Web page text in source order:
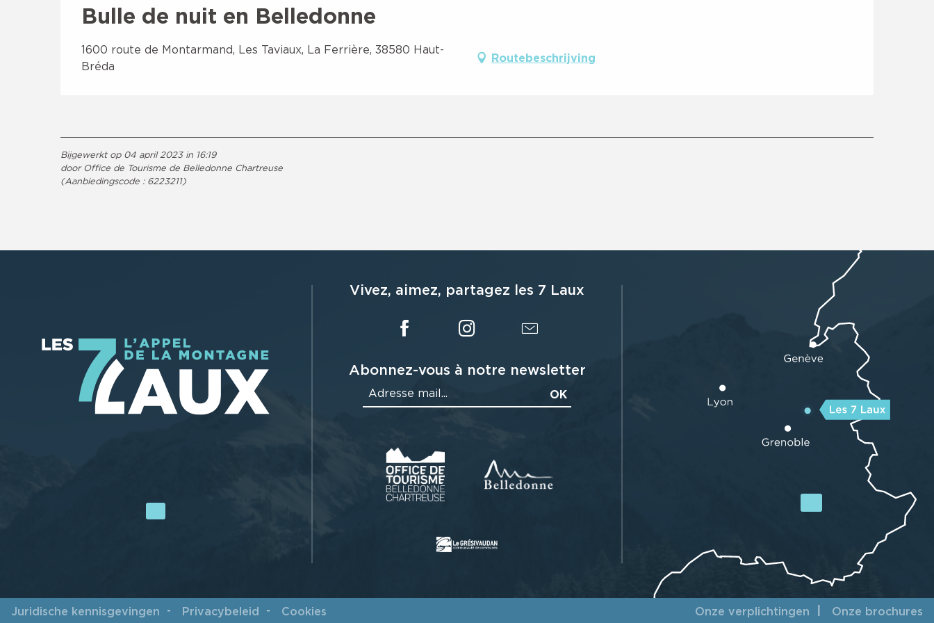
Bulle de nuit en Belledonne
1600 route de Montarmand, Les Taviaux, La Ferrière, 38580 Haut-
Bréda
Routebeschrijving
Bijgewerkt op 04 april 2023 in 16:19
door Office de Tourisme de Belledonne Chartreuse
(Aanbiedingscode : 6223211)
Vivez, aimez, partagez les 7 Laux
Abonnez-vous à notre newsletter
Juridische kennisgevingen Privacybeleid Cookies Onze verplichtingen Onze brochures